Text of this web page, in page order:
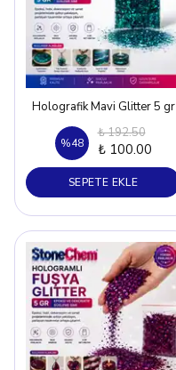
Holografik Mavi Glitter 5 gr
%48
₺ 192.50
₺ 100.00
SEPETE EKLE